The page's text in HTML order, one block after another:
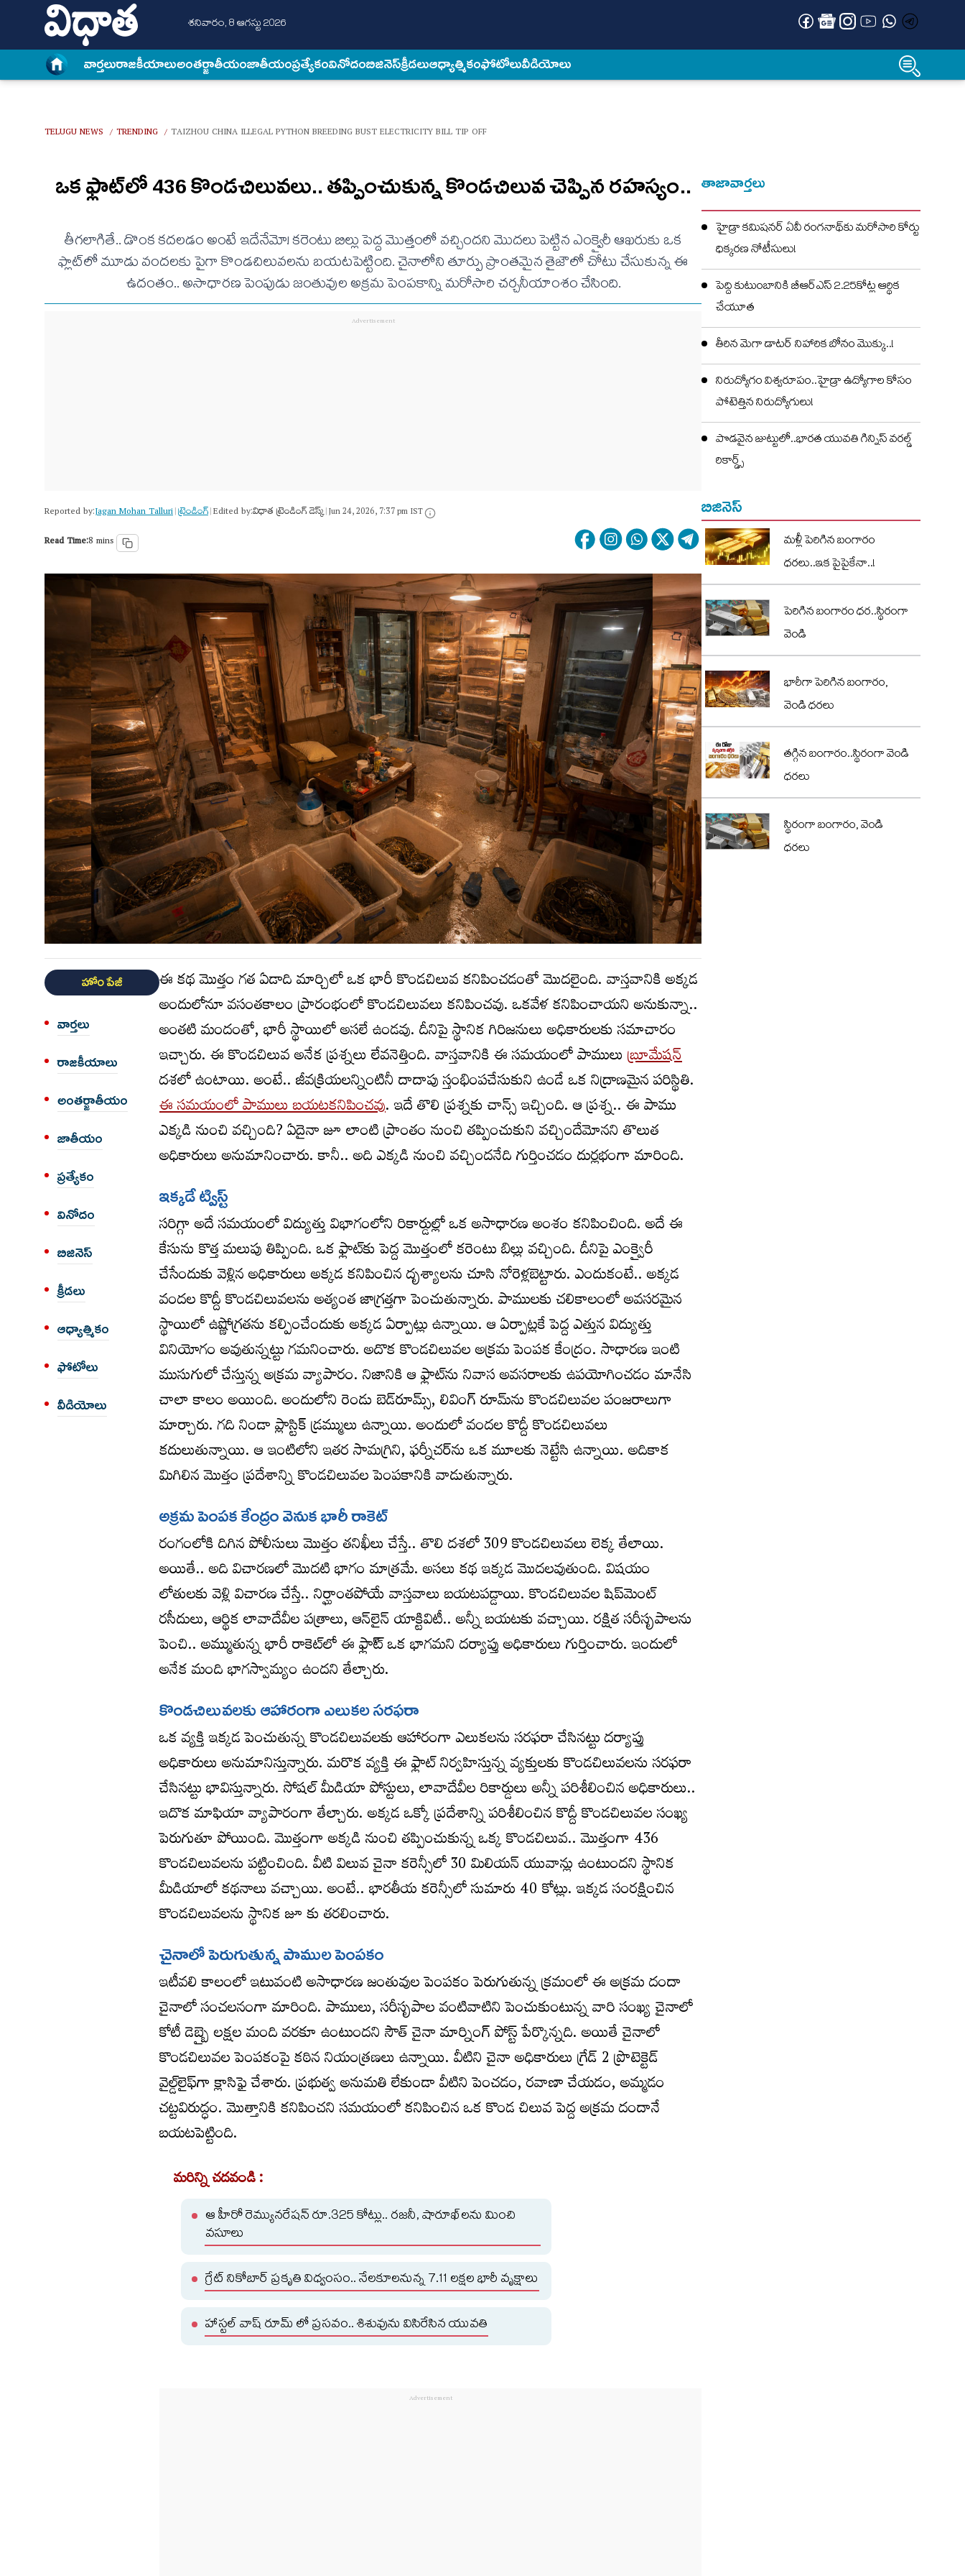
శనివారం, 8 ఆగస్టు 2026
వార్త‌లురాజకీయాలుఅంత‌ర్జాతీయంజాతీయంప్రత్యేకంవినోదంబిజినెస్క్రీడలుఆధ్యాత్మికంఫోటోలువీడియోలు
TELUGU NEWS / TRENDING / TAIZHOU CHINA ILLEGAL PYTHON BREEDING BUST ELECTRICITY BILL TIP OFF
ఒక ఫ్లాట్‌లో 436 కొండచిలువలు.. తప్పించుకున్న కొండచిలువ చెప్పిన రహస్యం..
తీగలాగితే.. డొంక కదలడం అంటే ఇదేనేమో! కరెంటు బిల్లు పెద్ద మొత్తంలో వచ్చిందని మొదలు పెట్టిన ఎంక్వైరీ ఆఖరుకు ఒక
ఫ్లాట్‌లో మూడు వందలకు పైగా కొండచిలువలను బయటపెట్టింది. చైనాలోని తూర్పు ప్రాంతమైన తైజౌలో చోటు చేసుకున్న ఈ
ఉదంతం.. అసాధారణ పెంపుడు జంతువుల అక్రమ పెంపకాన్ని మరోసారి చర్చనీయాంశం చేసింది.
Reported by:Jagan Mohan Talluri|ట్రెండింగ్|Edited by:విధాత ట్రెండింగ్ డెస్క్|Jun 24, 2026, 7:37 pm IST
Read Time:8 mins
హోం పేజీ
వార్త‌లు
రాజకీయాలు
అంత‌ర్జాతీయం
జాతీయం
ప్రత్యేకం
వినోదం
బిజినెస్
క్రీడలు
ఆధ్యాత్మికం
ఫోటోలు
వీడియోలు
ఈ కథ మొత్తం గత ఏడాది మార్చిలో ఒక భారీ కొండచిలువ కనిపించడంతో మొదలైంది. వాస్తవానికి అక్కడ
అందులోనూ వసంతకాలం ప్రారంభంలో కొండచిలువలు కనిపించవు. ఒకవేళ కనిపించాయని అనుకున్నా..
అంతటి మందంతో, భారీ స్థాయిలో అసలే ఉండవు. దీనిపై స్థానిక గిరిజనులు అధికారులకు సమాచారం
ఇచ్చారు. ఈ కొండచిలువ అనేక ప్రశ్నలు లేవనెత్తింది. వాస్తవానికి ఈ సమయంలో పాములుబ్రూమేషన్‌
దశలో ఉంటాయి. అంటే.. జీవక్రియలన్నింటినీ దాదాపు స్తంభింపచేసుకుని ఉండే ఒక నిద్రాణమైన పరిస్థితి.
ఈ సమయంలో పాములు బయటకనిపించవు. ఇదే తొలి ప్రశ్నకు చాన్స్‌ ఇచ్చింది. ఆ ప్రశ్న.. ఈ పాము
ఎక్కడి నుంచి వచ్చింది? ఏదైనా జూ లాంటి ప్రాంతం నుంచి తప్పించుకుని వచ్చిందేమోనని తొలుత
అధికారులు అనుమానించారు. కానీ.. అది ఎక్కడి నుంచి వచ్చిందనేది గుర్తించడం దుర్లభంగా మారింది.
ఇక్కడే ట్విస్ట్‌
సరిగ్గా అదే సమయంలో విద్యుత్తు విభాగంలోని రికార్డుల్లో ఒక అసాధారణ అంశం కనిపించింది. అదే ఈ
కేసును కొత్త మలుపు తిప్పింది. ఒక ఫ్లాట్‌కు పెద్ద మొత్తంలో కరెంటు బిల్లు వచ్చింది. దీనిపై ఎంక్వైరీ
చేసేందుకు వెళ్లిన అధికారులు అక్కడ కనిపించిన దృశ్యాలను చూసి నోరెళ్లబెట్టారు. ఎందుకంటే.. అక్కడ
వందల కొద్దీ కొండచిలువలను అత్యంత జాగ్రత్తగా పెంచుతున్నారు. పాములకు చలికాలంలో అవసరమైన
స్థాయిలో ఉష్ణోగ్రతను కల్పించేందుకు అక్కడ ఏర్పాట్లు ఉన్నాయి. ఆ ఏర్పాట్లకే పెద్ద ఎత్తున విద్యుత్తు
వినియోగం అవుతున్నట్టు గమనించారు. అదొక కొండచిలువల అక్రమ పెంపక కేంద్రం. సాధారణ ఇంటి
ముసుగులో చేస్తున్న అక్రమ వ్యాపారం. నిజానికి ఆ ఫ్లాట్‌ను నివాస అవసరాలకు ఉపయోగించడం మానేసి
చాలా కాలం అయింది. అందులోని రెండు బెడ్‌రూమ్స్‌, లివింగ్‌ రూమ్‌ను కొండచిలువల పంజరాలుగా
మార్చారు. గది నిండా ప్లాస్టిక్‌ డ్రమ్ములు ఉన్నాయి. అందులో వందల కొద్దీ కొండచిలువలు
కదులుతున్నాయి. ఆ ఇంటిలోని ఇతర సామగ్రిని, ఫర్నీచర్‌ను ఒక మూలకు నెట్టేసి ఉన్నాయి. అదికాక
మిగిలిన మొత్తం ప్రదేశాన్ని కొండచిలువల పెంపకానికి వాడుతున్నారు.
అక్రమ పెంపక కేంద్రం వెనుక భారీ రాకెట్‌
రంగంలోకి దిగిన పోలీసులు మొత్తం తనిఖీలు చేస్తే.. తొలి దశలో 309 కొండచిలువలు లెక్క తేలాయి.
అయితే.. అది విచారణలో మొదటి భాగం మాత్రమే. అసలు కథ ఇక్కడ మొదలవుతుంది. విషయం
లోతులకు వెళ్లి విచారణ చేస్తే.. నిర్ఘాంతపోయే వాస్తవాలు బయటపడ్డాయి. కొండచిలువల షిప్‌మెంట్‌
రసీదులు, ఆర్థిక లావాదేవీల పత్రాలు, ఆన్‌లైన్‌ యాక్టివిటీ.. అన్నీ బయటకు వచ్చాయి. రక్షిత సరీసృపాలను
పెంచి.. అమ్ముతున్న భారీ రాకెట్‌లో ఈ ఫ్లా్‌ట్‌ ఒక భాగమని దర్యాప్తు అధికారులు గుర్తించారు. ఇందులో
అనేక మంది భాగస్వామ్యం ఉందని తేల్చారు.
కొండచిలువలకు ఆహారంగా ఎలుకల సరఫరా
ఒక వ్యక్తి ఇక్కడ పెంచుతున్న కొండచిలువలకు ఆహారంగా ఎలుకలను సరఫరా చేసినట్టు దర్యాప్తు
అధికారులు అనుమానిస్తున్నారు. మరొక వ్యక్తి ఈ ఫ్లాట్‌ నిర్వహిస్తున్న వ్యక్తులకు కొండచిలువలను సరఫరా
చేసినట్టు భావిస్తున్నారు. సోషల్‌ మీడియా పోస్టులు, లావాదేవీల రికార్డులు అన్నీ పరిశీలించిన అధికారులు..
ఇదొక మాఫియా వ్యాపారంగా తేల్చారు. అక్కడ ఒక్కో ప్రదేశాన్ని పరిశీలించిన కొద్దీ కొండచిలువల సంఖ్య
పెరుగుతూ పోయింది. మొత్తంగా అక్కడి నుంచి తప్పించుకున్న ఒక్క కొండచిలువ.. మొత్తంగా 436
కొండచిలువలను పట్టించింది. వీటి విలువ చైనా కరెన్సీలో 30 మిలియన్‌ యువాన్లు ఉంటుందని స్థానిక
మీడియాలో కథనాలు వచ్చాయి. అంటే.. భారతీయ కరెన్సీలో సుమారు 40 కోట్లు. ఇక్కడ సంరక్షించిన
కొండచిలువలను స్థానిక జూ కు తరలించారు.
చైనాలో పెరుగుతున్న పాముల పెంపకం
ఇటీవలి కాలంలో ఇటువంటి అసాధారణ జంతువుల పెంపకం పెరుగుతున్న క్రమంలో ఈ అక్రమ దందా
చైనాలో సంచలనంగా మారింది. పాములు, సరీసృపాల వంటివాటిని పెంచుకుంటున్న వారి సంఖ్య చైనాలో
కోటీ డెబ్బై లక్షల మంది వరకూ ఉంటుందని సౌత్‌ చైనా మార్నింగ్‌ పోస్ట్‌ పేర్కొన్నది. అయితే చైనాలో
కొండచిలువల పెంపకంపై కఠిన నియంత్రణలు ఉన్నాయి. వీటిని చైనా అధికారులు గ్రేడ్‌ 2 ప్రొటెక్టెడ్‌
వైల్డ్‌లైఫ్‌గా క్లాసిఫై చేశారు. ప్రభుత్వ అనుమతి లేకుండా వీటిని పెంచడం, రవాణా చేయడం, అమ్మడం
చట్టవిరుద్ధం. మొత్తానికి కనిపించని సమయంలో కనిపించిన ఒక కొండ చిలువ పెద్ద అక్రమ దందానే
బయటపెట్టింది.
మరిన్ని చదవండి :
ఆ హీరో రెమ్యునరేషన్ రూ.325 కోట్లు.. రజనీ, షారూఖ్‌లను మించి
వసూలు
గ్రేట్ నికోబార్ ప్రకృతి విధ్వంసం.. నేలకూలనున్న 7.11 లక్షల భారీ వృక్షాలు
హాస్టల్ వాష్ రూమ్ లో ప్రసవం.. శిశువును విసిరేసిన యువతి
తాజావార్తలు
హైడ్రా కమిషనర్ ఏవీ రంగనాథ్‌కు మరోసారి కోర్టు
ధిక్కరణ నోటీసులు!
పెద్ది కుటుంబానికి బీఆర్ఎస్ 2.25కోట్ల ఆర్థిక
చేయూత
తీరిన మెగా డాటర్ నిహారిక బోనం మొక్కు..!
నిరుద్యోగం విశ్వరూపం..హైడ్రా ఉద్యోగాల కోసం
పోటెత్తిన నిరుద్యోగులు!
పొడవైన జుట్టులో..భారత యువతి గిన్నిస్ వరల్డ్
రికార్డ్స్
బిజినెస్
మళ్లీ పెరిగిన బంగారం
ధరలు..ఇక పైపైకేనా..!
పెరిగిన బంగారం ధర..స్థిరంగా
వెండి
భారీగా పెరిగిన బంగారం,
వెండి ధరలు
తగ్గిన బంగారం..స్థిరంగా వెండి
ధరలు
స్థిరంగా బంగారం, వెండి
ధరలు